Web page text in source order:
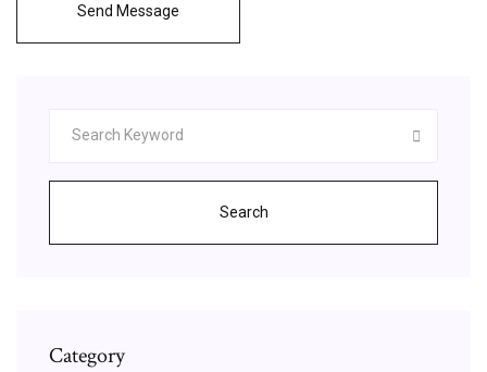
Send Message
Search
Category